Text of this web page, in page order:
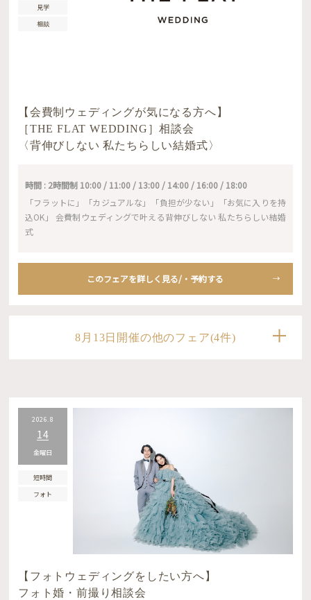
見学
相談
【会費制ウェディングが気になる方へ】
［THE FLAT WEDDING］相談会
〈背伸びしない 私たちらしい結婚式〉
時間 : 2時間制 10:00 / 11:00 / 13:00 / 14:00 / 16:00 / 18:00
「フラットに」「カジュアルな」「負担が少ない」「お気に入りを持
込OK」 会費制ウェディングで叶える背伸びしない 私たちらしい結婚
式
このフェアを詳しく見る/・予約する
8月13日開催の他のフェア(4件)
2026.8
14
金曜日
短時間
フォト
【フォトウェディングをしたい方へ】
フォト婚・前撮り相談会